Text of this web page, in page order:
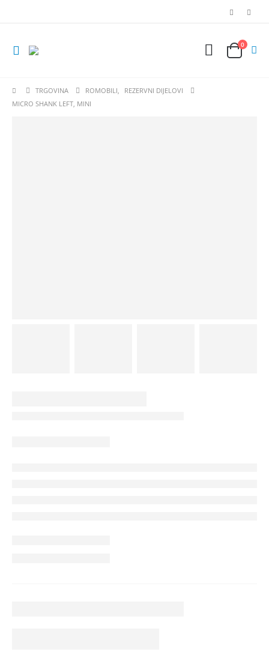
0
TRGOVINA ROMOBILI,
REZERVNI DIJELOVI
MICRO SHANK LEFT, MINI